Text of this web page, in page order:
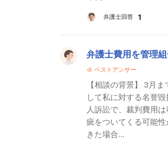
弁護士回答 1
弁護士費用を管理
ベストアンサー
【相談の背景】 3月
して私に対する名誉
人訴訟で、裁判費用
疵をついてくる可能性があります。 【質問1】 理事長とし
きた場合...